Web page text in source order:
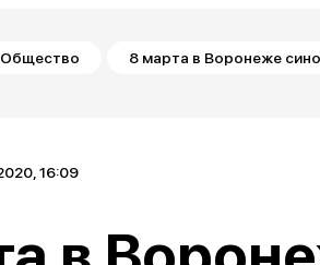
Общество 8 марта в Воронеже
16:09